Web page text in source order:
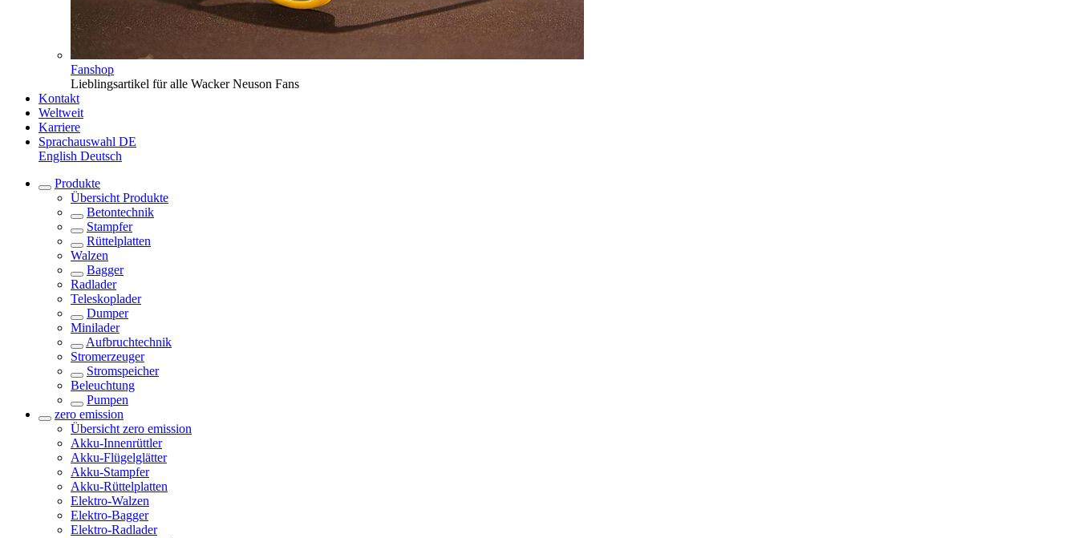
Fanshop
Lieblingsartikel für alle Wacker Neuson Fans
Kontakt
Weltweit
Karriere
Sprachauswahl DE
English Deutsch
Produkte
Übersicht Produkte
Betontechnik
Stampfer
Rüttelplatten
Walzen
Bagger
Radlader
Teleskoplader
Dumper
Minilader
Aufbruchtechnik
Stromerzeuger
Stromspeicher
Beleuchtung
Pumpen
zero emission
Übersicht zero emission
Akku-Innenrüttler
Akku-Flügelglätter
Akku-Stampfer
Akku-Rüttelplatten
Elektro-Walzen
Elektro-Bagger
Elektro-Radlader